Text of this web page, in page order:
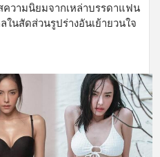
ความนิยมจากเหล่าบรรดาแฟน
ในสัดส่วนรูปร่างอันเย้ายวนใจ